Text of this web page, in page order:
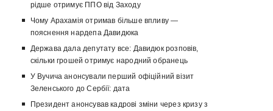
рідше отримує ППО від Заходу
Чому Арахамія отримав більше впливу —
пояснення нардепа Давидюка
Держава дала депутату все: Давидюк розповів,
скільки грошей отримує народний обранець
У Вучича анонсували перший офіційний візит
Зеленського до Сербії: дата
Президент анонсував кадрові зміни через кризу з